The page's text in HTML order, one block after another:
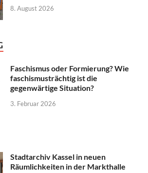
8. August 2026
Faschismus oder Formierung? Wie
faschismusträchtig ist die
gegenwärtige Situation?
3. Februar 2026
Stadtarchiv Kassel in neuen
Räumlichkeiten in der Markthalle